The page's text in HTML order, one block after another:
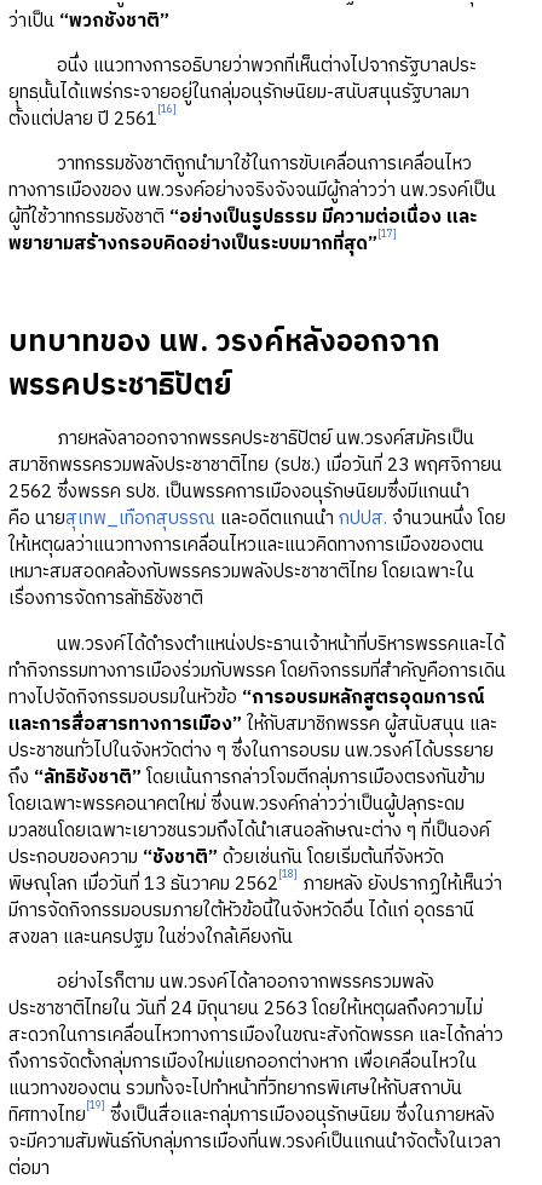
ว่าเป็น “พวกชังชาติ”
อนึ่ง แนวทางการอธิบายว่าพวกที่เห็นต่างไปจากรัฐบาลประ
ยุทธฺนั้นได้แพร่กระจายอยู่ในกลุ่มอนุรักษนิยม-สนับสนุนรัฐบาลมา
ตั้งแต่ปลาย ปี 2561[16]
วาทกรรมชังชาติถูกนำมาใช้ในการขับเคลื่อนการเคลื่อนไหว
ทางการเมืองของ นพ.วรงค์อย่างจริงจังจนมีผู้กล่าวว่า นพ.วรงค์เป็น
ผู้ที่ใช้วาทกรรมชังชาติ “อย่างเป็นรูปธรรม มีความต่อเนื่อง และ
พยายามสร้างกรอบคิดอย่างเป็นระบบมากที่สุด”[17]
บทบาทของ นพ. วรงค์หลังออกจาก
พรรคประชาธิปัตย์
ภายหลังลาออกจากพรรคประชาธิปัตย์ นพ.วรงค์สมัครเป็น
สมาชิกพรรครวมพลังประชาชาติไทย (รปช.) เมื่อวันที่ 23 พฤศจิกายน
2562 ซึ่งพรรค รปช. เป็นพรรคการเมืองอนุรักษนิยมซึ่งมีแกนนำ
คือ นายสุเทพ_เทือกสุบรรณ และอดีตแกนนำ กปปส. จำนวนหนึ่ง โดย
ให้เหตุผลว่าแนวทางการเคลื่อนไหวและแนวคิดทางการเมืองของตน
เหมาะสมสอดคล้องกับพรรครวมพลังประชาชาติไทย โดยเฉพาะใน
เรื่องการจัดการลัทธิชังชาติ
นพ.วรงค์ได้ดำรงตำแหน่งประธานเจ้าหน้าที่บริหารพรรคและได้
ทำกิจกรรมทางการเมืองร่วมกับพรรค โดยกิจกรรมที่สำคัญคือการเดิน
ทางไปจัดกิจกรรมอบรมในหัวข้อ “การอบรมหลักสูตรอุดมการณ์
และการสื่อสารทางการเมือง” ให้กับสมาชิกพรรค ผู้สนับสนุน และ
ประชาชนทั่วไปในจังหวัดต่าง ๆ ซึ่งในการอบรม นพ.วรงค์ได้บรรยาย
ถึง “ลัทธิชังชาติ”โดยเน้นการกล่าวโจมตีกลุ่มการเมืองตรงกันข้าม
โดยเฉพาะพรรคอนาคตใหม่ ซึ่งนพ.วรงค์กล่าวว่าเป็นผู้ปลุกระดม
มวลชนโดยเฉพาะเยาวชนรวมถึงได้นำเสนอลักษณะต่าง ๆ ที่เป็นองค์
ประกอบของความ “ชังชาติ” ด้วยเช่นกัน โดยเริ่มต้นที่จังหวัด
พิษณุโลก เมื่อวันที่ 13 ธันวาคม 2562[18] ภายหลัง ยังปรากฏให้เห็นว่า
มีการจัดกิจกรรมอบรมภายใต้หัวข้อนี้ในจังหวัดอื่น ได้แก่ อุดรธานี
สงขลา และนครปฐม ในช่วงใกล้เคียงกัน
อย่างไรก็ตาม นพ.วรงค์ได้ลาออกจากพรรครวมพลัง
ประชาชาติไทยใน วันที่ 24 มิถุนายน 2563 โดยให้เหตุผลถึงความไม่
สะดวกในการเคลื่อนไหวทางการเมืองในขณะสังกัดพรรค และได้กล่าว
ถึงการจัดตั้งกลุ่มการเมืองใหม่แยกออกต่างหาก เพื่อเคลื่อนไหวใน
แนวทางของตน รวมทั้งจะไปทำหน้าที่วิทยากรพิเศษให้กับสถาบัน
ทิศทางไทย[19] ซึ่งเป็นสื่อและกลุ่มการเมืองอนุรักษนิยม ซึ่งในภายหลัง
จะมีความสัมพันธ์กับกลุ่มการเมืองที่นพ.วรงค์เป็นแกนนำจัดตั้งในเวลา
ต่อมา